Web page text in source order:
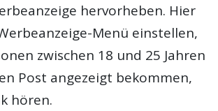
hervorheben. Hier
Menü einstellen,
zwischen 18 und 25 Jahren
Post angezeigt bekommen,
hören.